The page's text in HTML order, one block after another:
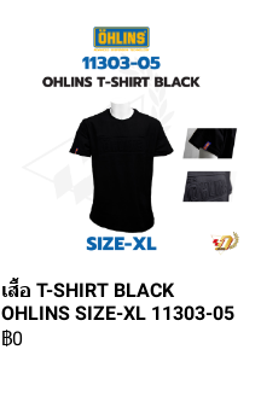
เสื้อ T-SHIRT BLACK
OHLINS SIZE-XL 11303-05
฿0